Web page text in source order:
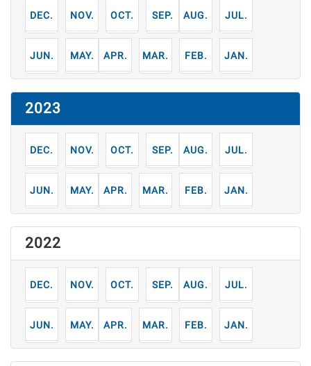
12月 11月 10月 9月 8月 7月
6月 5月 4月 3月 2月 1月
2023
12月 11月 10月 9月 8月 7月
6月 5月 4月 3月 2月 1月
2022
12月 11月 10月 9月 8月 7月
6月 5月 4月 3月 2月 1月